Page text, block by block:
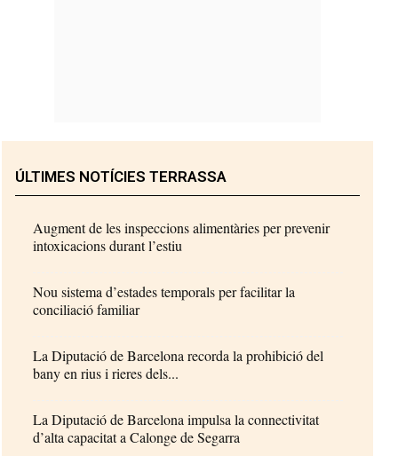
ÚLTIMES NOTÍCIES TERRASSA
Augment de les inspeccions alimentàries per prevenir
intoxicacions durant l’estiu
Nou sistema d’estades temporals per facilitar la
conciliació familiar
La Diputació de Barcelona recorda la prohibició del
bany en rius i rieres dels...
La Diputació de Barcelona impulsa la connectivitat
d’alta capacitat a Calonge de Segarra